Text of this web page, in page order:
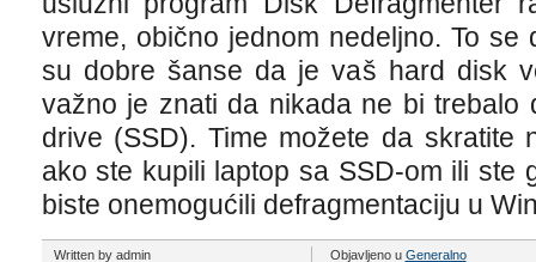
vreme, obično jednom nedeljno. To
su dobre šanse da je vaš hard disk
važno je znati da nikada ne bi trebalo
drive (SSD). Time možete da skratite
ako ste kupili laptop sa SSD-om ili ste
biste onemogućili defragmentaciju u
Written by admin
Objavljeno u Generalno